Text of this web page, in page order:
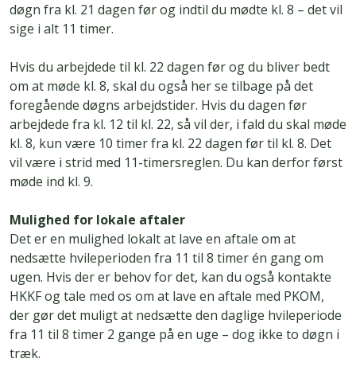
døgn fra kl. 21 dagen før og indtil du mødte kl. 8 – det vil
sige i alt 11 timer.
Hvis du arbejdede til kl. 22 dagen før og du bliver bedt
om at møde kl. 8, skal du også her se tilbage på det
foregående døgns arbejdstider. Hvis du dagen før
arbejdede fra kl. 12 til kl. 22, så vil der, i fald du skal møde
kl. 8, kun være 10 timer fra kl. 22 dagen før til kl. 8. Det
vil være i strid med 11-timersreglen. Du kan derfor først
møde ind kl. 9.
Mulighed for lokale aftaler
Det er en mulighed lokalt at lave en aftale om at
nedsætte hvileperioden fra 11 til 8 timer én gang om
ugen. Hvis der er behov for det, kan du også kontakte
HKKF og tale med os om at lave en aftale med PKOM,
der gør det muligt at nedsætte den daglige hvileperiode
fra 11 til 8 timer 2 gange på en uge – dog ikke to døgn i
træk.